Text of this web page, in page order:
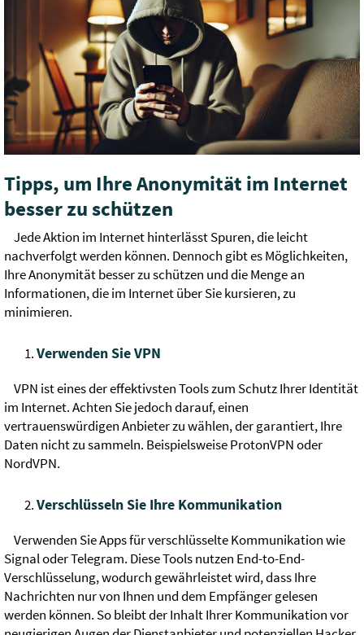
Tipps, um Ihre Anonymität im Internet
besser zu schützen
Jede Aktion im Internet hinterlässt Spuren, die leicht
nachverfolgt werden können. Dennoch gibt es Möglichkeiten,
Ihre Anonymität besser zu schützen und die Menge an
Informationen, die im Internet über Sie kursieren, zu
minimieren.
Verwenden Sie VPN
VPN ist eines der effektivsten Tools zum Schutz Ihrer Identität
im Internet. Achten Sie jedoch darauf, einen
vertrauenswürdigen Anbieter zu wählen, der garantiert, Ihre
Daten nicht zu sammeln. Beispielsweise ProtonVPN oder
NordVPN.
Verschlüsseln Sie Ihre Kommunikation
Verwenden Sie Apps für verschlüsselte Kommunikation wie
Signal oder Telegram. Diese Tools nutzen End-to-End-
Verschlüsselung, wodurch gewährleistet wird, dass Ihre
Nachrichten nur von Ihnen und dem Empfänger gelesen
werden können. So bleibt der Inhalt Ihrer Kommunikation vor